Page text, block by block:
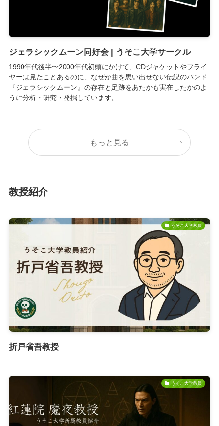
ジェラシックムーン同好会 | うそこ大学サークル
1990年代後半〜2000年代初頭にかけて、CDジャケットやフライ
ヤーは見たことあるのに、なぜか曲を思い出せない伝説のバンド
『ジェラシックムーン』の存在と足跡をあたかも実在したかのよ
うに分析・研究・発掘しています。
もっと見る
教授紹介
うそこ大学教員
折戸省吾教授
うそこ大学教員